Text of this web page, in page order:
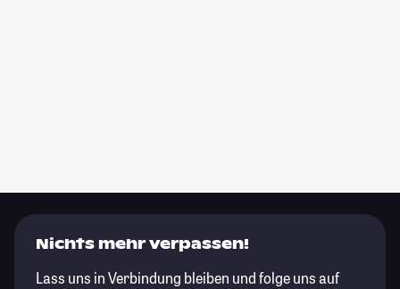
Nichts mehr verpassen!
Lass uns in Verbindung bleiben und folge uns auf